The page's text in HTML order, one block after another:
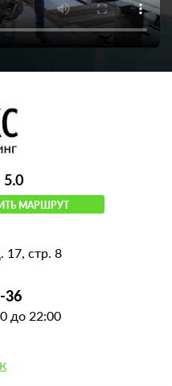
5.0
МАРШРУТ
17, стр. 8
36
до 22:00